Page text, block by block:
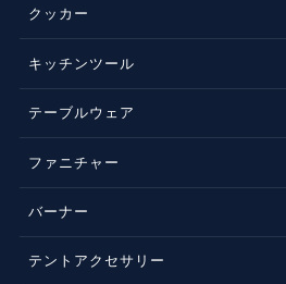
クッカー
キッチンツール
テーブルウェア
ファニチャー
バーナー
テントアクセサリー